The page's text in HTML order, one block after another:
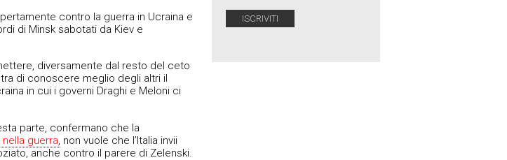
contro la guerra in Ucraina e
di Minsk sabotati da Kiev e
diversamente dal resto del ceto
di conoscere meglio degli altri il
in cui i governi Draghi e Meloni ci
parte, confermano che la
guerra non vuole che l’Italia invii
anche contro il parere di Zelenski.